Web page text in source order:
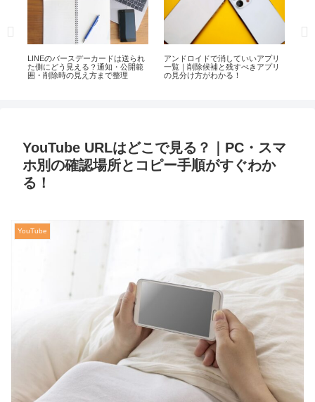
LINEのバースデーカードは送られ
た側にどう見える？通知・公開範
囲・削除時の見え方まで整理
アンドロイドで消していいアプリ
一覧｜削除候補と残すべきアプリ
の見分け方がわかる！
YouTube URLはどこで見る？｜PC・スマ
ホ別の確認場所とコピー手順がすぐわか
る！
YouTube